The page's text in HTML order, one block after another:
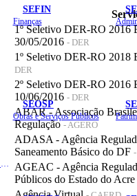
SEFIN
Finanças
SEOSP
Obras e Serviços Públicos
1º Seletivo DER-RO 2016
30/05/2016 - DER
1º Seletivo DER-RO 2018
DER
2º Seletivo DER-RO 2016
10/06/2016 - DER
ABAR - Associação
Regulação- AGERO
ADASA - Agência
Saneamento Básico do DF
AGEAC - Agência
Públicos do Estado do Acre